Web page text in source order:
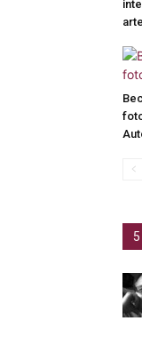
arte